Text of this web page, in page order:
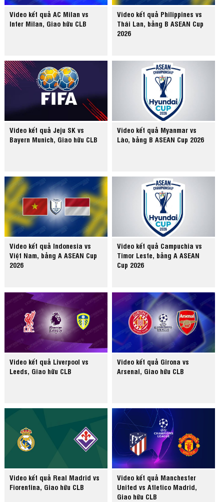
Video kết quả AC Milan vs
Inter Milan, Giao hữu CLB
Video kết quả Philippines vs
Thái Lan, bảng B ASEAN Cup
2026
Video kết quả Jeju SK vs
Bayern Munich, Giao hữu CLB
Video kết quả Myanmar vs
Lào, bảng B ASEAN Cup 2026
Video kết quả Indonesia vs
Việt Nam, bảng A ASEAN Cup
2026
Video kết quả Campuchia vs
Timor Leste, bảng A ASEAN
Cup 2026
Video kết quả Liverpool vs
Leeds, Giao hữu CLB
Video kết quả Girona vs
Arsenal, Giao hữu CLB
Video kết quả Real Madrid vs
Fiorentina, Giao hữu CLB
Video kết quả Manchester
United vs Atletico Madrid,
Giao hữu CLB